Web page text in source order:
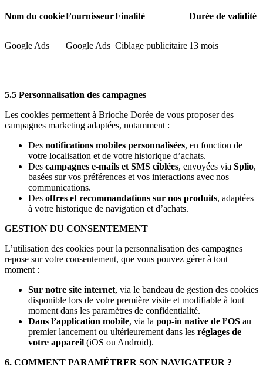
Nom du cookieFournisseurFinalité Durée de validité
Google Ads Google Ads Ciblage publicitaire 13 mois
5.5 Personnalisation des campagnes
Les cookies permettent à Brioche Dorée de vous proposer des
campagnes marketing adaptées, notamment :
Des notifications mobiles personnalisées, en fonction de
votre localisation et de votre historique d’achats.
Des campagnes e-mails et SMS ciblées, envoyées via Splio,
basées sur vos préférences et vos interactions avec nos
communications.
Des offres et recommandations sur nos produits, adaptées
à votre historique de navigation et d’achats.
GESTION DU CONSENTEMENT
L’utilisation des cookies pour la personnalisation des campagnes
repose sur votre consentement, que vous pouvez gérer à tout
moment :
Sur notre site internet, via le bandeau de gestion des cookies
disponible lors de votre première visite et modifiable à tout
moment dans les paramètres de confidentialité.
Dans l’application mobile, via la pop-in native de l’OS au
premier lancement ou ultérieurement dans les réglages de
votre appareil (iOS ou Android).
6. COMMENT PARAMÉTRER SON NAVIGATEUR ?